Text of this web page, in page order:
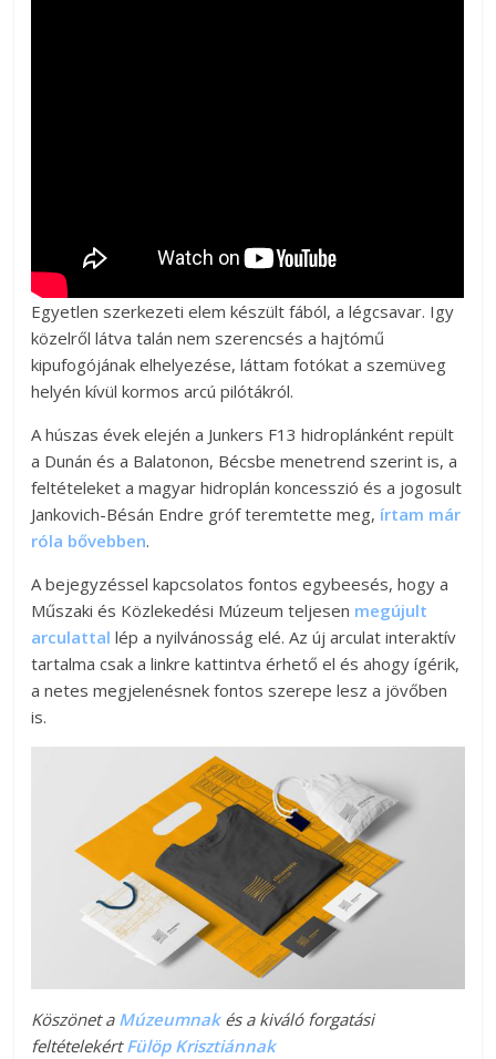
Egyetlen szerkezeti elem készült fából, a légcsavar. Igy
közelről látva talán nem szerencsés a hajtómű
kipufogójának elhelyezése, láttam fotókat a szemüveg
helyén kívül kormos arcú pilótákról.
A húszas évek elején a Junkers F13 hidroplánként repült
a Dunán és a Balatonon, Bécsbe menetrend szerint is, a
feltételeket a magyar hidroplán koncesszió és a jogosult
Jankovich-Bésán Endre gróf teremtette meg, írtam már
róla bővebben.
A bejegyzéssel kapcsolatos fontos egybeesés, hogy a
Műszaki és Közlekedési Múzeum teljesen megújult
arculattal lép a nyilvánosság elé. Az új arculat interaktív
tartalma csak a linkre kattintva érhető el és ahogy ígérik,
a netes megjelenésnek fontos szerepe lesz a jövőben
is.
Köszönet a Múzeumnakés a kiváló forgatási
feltételekértFülöp Krisztiánnak